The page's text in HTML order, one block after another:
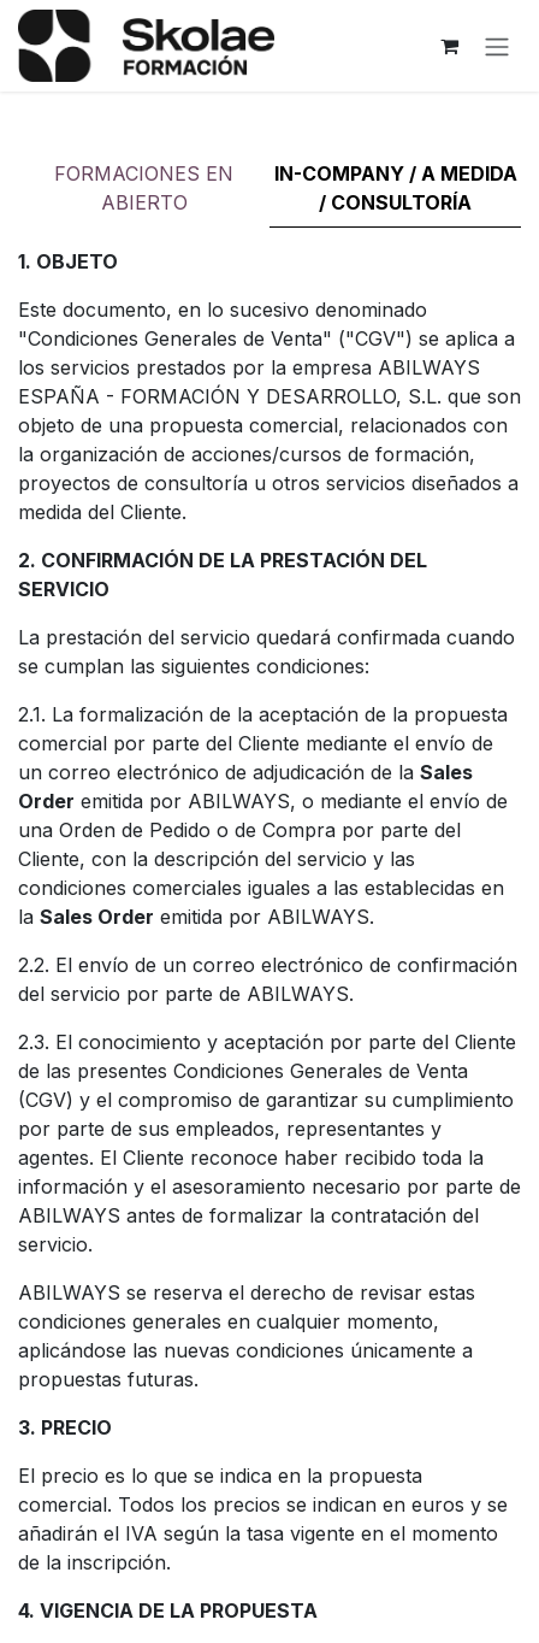
Skip to Content
FORMACIONES EN
ABIERTO
IN-COMPANY / A MEDIDA
/ CONSULTORÍA
1. OBJETO
Este documento, en lo sucesivo denominado
"Condiciones Generales de Venta" ("CGV") se aplica a
los servicios prestados por la empresa ABILWAYS
ESPAÑA - FORMACIÓN Y DESARROLLO, S.L. que son
objeto de una propuesta comercial, relacionados con
la organización de acciones/cursos de formación,
proyectos de consultoría u otros servicios diseñados a
medida del Cliente.
2. CONFIRMACIÓN DE LA PRESTACIÓN DEL
SERVICIO
La prestación del servicio quedará confirmada cuando
se cumplan las siguientes condiciones:
2.1. La formalización de la aceptación de la propuesta
comercial por parte del Cliente mediante el envío de
un correo electrónico de adjudicación de la Sales
Order emitida por ABILWAYS, o mediante el envío de
una Orden de Pedido o de Compra por parte del
Cliente, con la descripción del servicio y las
condiciones comerciales iguales a las establecidas en
la Sales Order emitida por ABILWAYS.
2.2. El envío de un correo electrónico de confirmación
del servicio por parte de ABILWAYS.
2.3. El conocimiento y aceptación por parte del Cliente
de las presentes Condiciones Generales de Venta
(CGV) y el compromiso de garantizar su cumplimiento
por parte de sus empleados, representantes y
agentes. El Cliente reconoce haber recibido toda la
información y el asesoramiento necesario por parte de
ABILWAYS antes de formalizar la contratación del
servicio.
ABILWAYS se reserva el derecho de revisar estas
condiciones generales en cualquier momento,
aplicándose las nuevas condiciones únicamente a
propuestas futuras.
3. PRECIO
El precio es lo que se indica en la propuesta
comercial. Todos los precios se indican en euros y se
añadirán el IVA según la tasa vigente en el momento
de la inscripción.
4. VIGENCIA DE LA PROPUESTA